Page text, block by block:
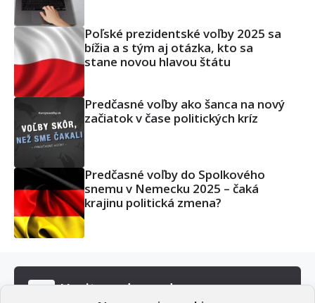
Poľské prezidentské voľby 2025 sa
bížia a s tým aj otázka, kto sa
stane novou hlavou štátu
Predčasné voľby ako šanca na nový
začiatok v čase politických kríz
Predčasné voľby do Spolkového
snemu v Nemecku 2025 – čaká
krajinu politická zmena?
Hrajte zodpovedne